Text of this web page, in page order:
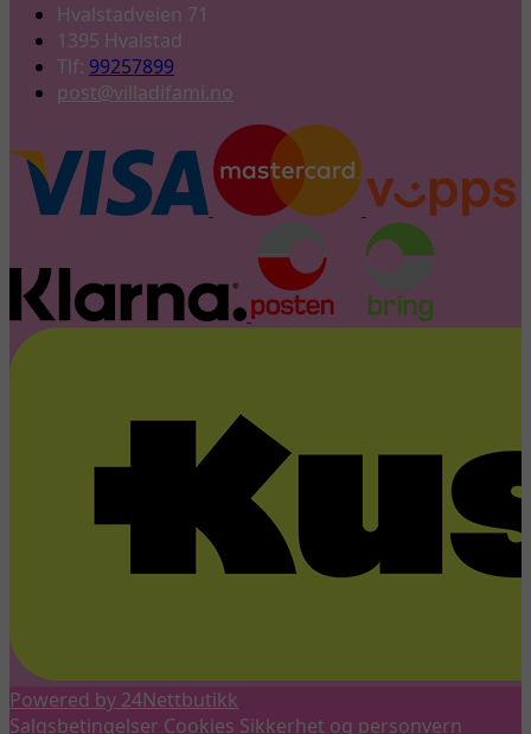
Hvalstadveien 71
1395 Hvalstad
Tlf: 99257899
post@villadifami.no
Powered by 24Nettbutikk
Salgsbetingelser Cookies Sikkerhet og personvern